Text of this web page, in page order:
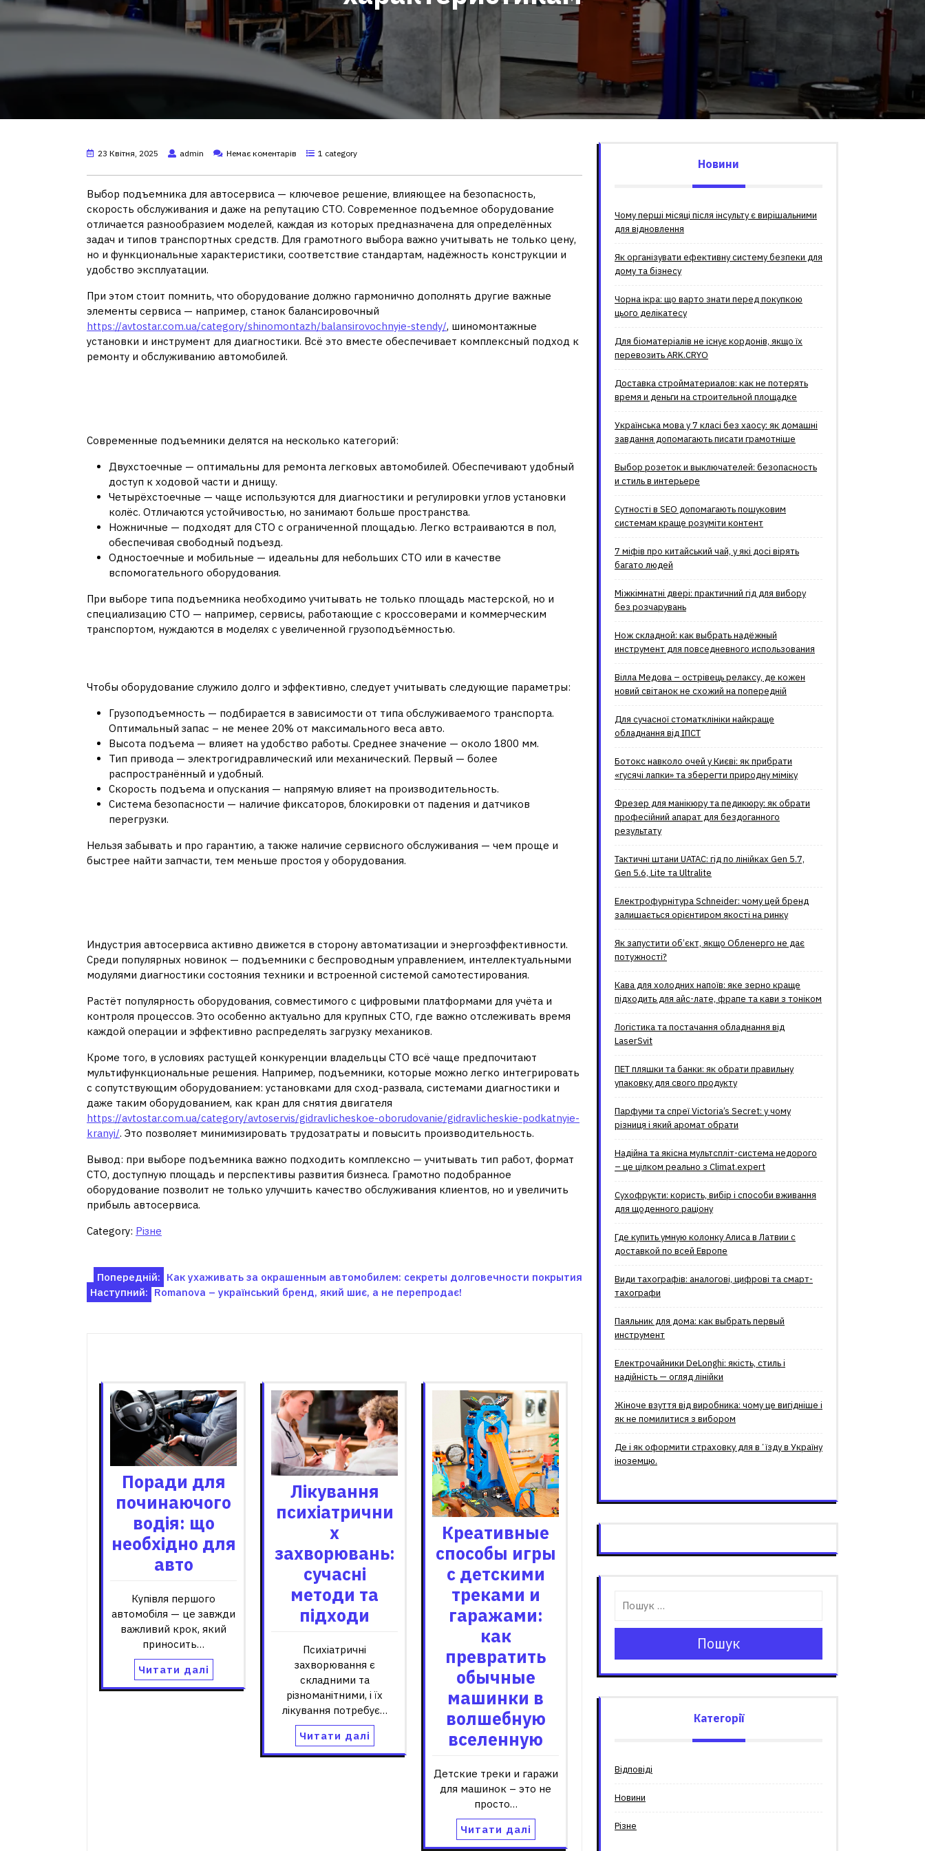
23 Квітня, 2025 admin Немає коментарів 1 category
Выбор подъемника для автосервиса — ключевое решение, влияющее на безопасность,
скорость обслуживания и даже на репутацию СТО. Современное подъемное оборудование
отличается разнообразием моделей, каждая из которых предназначена для определённых
задач и типов транспортных средств. Для грамотного выбора важно учитывать не только цену,
но и функциональные характеристики, соответствие стандартам, надёжность конструкции и
удобство эксплуатации.
При этом стоит помнить, что оборудование должно гармонично дополнять другие важные
элементы сервиса — например, станок балансировочный
https://avtostar.com.ua/category/shinomontazh/balansirovochnyie-stendy/, шиномонтажные
установки и инструмент для диагностики. Всё это вместе обеспечивает комплексный подход к
ремонту и обслуживанию автомобилей.
Современные подъемники делятся на несколько категорий:
Двухстоечные — оптимальны для ремонта легковых автомобилей. Обеспечивают удобный
доступ к ходовой части и днищу.
Четырёхстоечные — чаще используются для диагностики и регулировки углов установки
колёс. Отличаются устойчивостью, но занимают больше пространства.
Ножничные — подходят для СТО с ограниченной площадью. Легко встраиваются в пол,
обеспечивая свободный подъезд.
Одностоечные и мобильные — идеальны для небольших СТО или в качестве
вспомогательного оборудования.
При выборе типа подъемника необходимо учитывать не только площадь мастерской, но и
специализацию СТО — например, сервисы, работающие с кроссоверами и коммерческим
транспортом, нуждаются в моделях с увеличенной грузоподъёмностью.
Чтобы оборудование служило долго и эффективно, следует учитывать следующие параметры:
Грузоподъемность — подбирается в зависимости от типа обслуживаемого транспорта.
Оптимальный запас – не менее 20% от максимального веса авто.
Высота подъема — влияет на удобство работы. Среднее значение — около 1800 мм.
Тип привода — электрогидравлический или механический. Первый — более
распространённый и удобный.
Скорость подъема и опускания — напрямую влияет на производительность.
Система безопасности — наличие фиксаторов, блокировки от падения и датчиков
перегрузки.
Нельзя забывать и про гарантию, а также наличие сервисного обслуживания — чем проще и
быстрее найти запчасти, тем меньше простоя у оборудования.
Индустрия автосервиса активно движется в сторону автоматизации и энергоэффективности.
Среди популярных новинок — подъемники с беспроводным управлением, интеллектуальными
модулями диагностики состояния техники и встроенной системой самотестирования.
Растёт популярность оборудования, совместимого с цифровыми платформами для учёта и
контроля процессов. Это особенно актуально для крупных СТО, где важно отслеживать время
каждой операции и эффективно распределять загрузку механиков.
Кроме того, в условиях растущей конкуренции владельцы СТО всё чаще предпочитают
мультифункциональные решения. Например, подъемники, которые можно легко интегрировать
с сопутствующим оборудованием: установками для сход-развала, системами диагностики и
даже таким оборудованием, как кран для снятия двигателя
https://avtostar.com.ua/category/avtoservis/gidravlicheskoe-oborudovanie/gidravlicheskie-podkatnyie-
kranyi/. Это позволяет минимизировать трудозатраты и повысить производительность.
Вывод: при выборе подъемника важно подходить комплексно — учитывать тип работ, формат
СТО, доступную площадь и перспективы развития бизнеса. Грамотно подобранное
оборудование позволит не только улучшить качество обслуживания клиентов, но и увеличить
прибыль автосервиса.
Category: Різне
Навігація
записів
Попередній: Как ухаживать за окрашенным автомобилем: секреты долговечности покрытия
Наступний: Romanova – український бренд, який шиє, а не перепродає!
Поради для
починаючого
водія: що
необхідно для
авто
Купівля першого
автомобіля — це завжди
важливий крок, який
приносить…
Читати далі
Лікування
психіатрични
х
захворювань:
сучасні
методи та
підходи
Психіатричні
захворювання є
складними та
різноманітними, і їх
лікування потребує…
Читати далі
Креативные
способы игры
с детскими
треками и
гаражами:
как
превратить
обычные
машинки в
волшебную
вселенную
Детские треки и гаражи
для машинок – это не
просто…
Читати далі
Новини
Чому перші місяці після інсульту є вирішальними
для відновлення
Як організувати ефективну систему безпеки для
дому та бізнесу
Чорна ікра: що варто знати перед покупкою
цього делікатесу
Для біоматеріалів не існує кордонів, якщо їх
перевозить ARK.CRYO
Доставка стройматериалов: как не потерять
время и деньги на строительной площадке
Українська мова у 7 класі без хаосу: як домашні
завдання допомагають писати грамотніше
Выбор розеток и выключателей: безопасность
и стиль в интерьере
Сутності в SEO допомагають пошуковим
системам краще розуміти контент
7 міфів про китайський чай, у які досі вірять
багато людей
Міжкімнатні двері: практичний гід для вибору
без розчарувань
Нож складной: как выбрать надёжный
инструмент для повседневного использования
Вілла Медова – острівець релаксу, де кожен
новий світанок не схожий на попередній
Для сучасної стоматклініки найкраще
обладнання від ІПСТ
Ботокс навколо очей у Києві: як прибрати
«гусячі лапки» та зберегти природну міміку
Фрезер для манікюру та педикюру: як обрати
професійний апарат для бездоганного
результату
Тактичні штани UATAC: гід по лінійках Gen 5.7,
Gen 5.6, Lite та Ultralite
Електрофурнітура Schneider: чому цей бренд
залишається орієнтиром якості на ринку
Як запустити об’єкт, якщо Обленерго не дає
потужності?
Кава для холодних напоїв: яке зерно краще
підходить для айс-лате, фрапе та кави з тоніком
Логістика та постачання обладнання від
LaserSvit
ПЕТ пляшки та банки: як обрати правильну
упаковку для свого продукту
Парфуми та спреї Victoria’s Secret: у чому
різниця і який аромат обрати
Надійна та якісна мультспліт-система недорого
– це цілком реально з Climat.еxpert
Сухофрукти: користь, вибір і способи вживання
для щоденного раціону
Где купить умную колонку Алиса в Латвии с
доставкой по всей Европе
Види тахографів: аналогові, цифрові та смарт-
тахографи
Паяльник для дома: как выбрать первый
инструмент
Електрочайники DeLonghi: якість, стиль і
надійність — огляд лінійки
Жіноче взуття від виробника: чому це вигідніше і
як не помилитися з вибором
Де і як оформити страховку для вʼїзду в Україну
іноземцю.
Пошук
Категорії
Відповіді
Новини
Різне